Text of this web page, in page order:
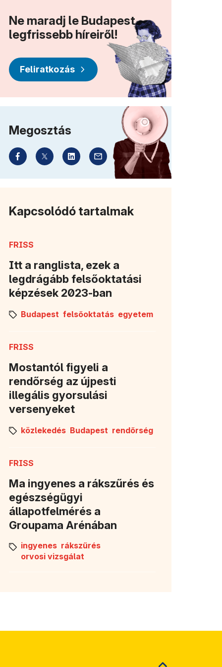
Ne maradj le Budapest
legfrissebb híreiről!
Feliratkozás
Megosztás
Kapcsolódó tartalmak
FRISS
Itt a ranglista, ezek a
legdrágább felsőoktatási
képzések 2023-ban
Budapest felsőoktatás egyetem
FRISS
Mostantól figyeli a
rendőrség az újpesti
illegális gyorsulási
versenyeket
közlekedés Budapest rendőrség
FRISS
Ma ingyenes a rákszűrés és
egészségügyi
állapotfelmérés a
Groupama Arénában
ingyenes rákszűrés
orvosi vizsgálat